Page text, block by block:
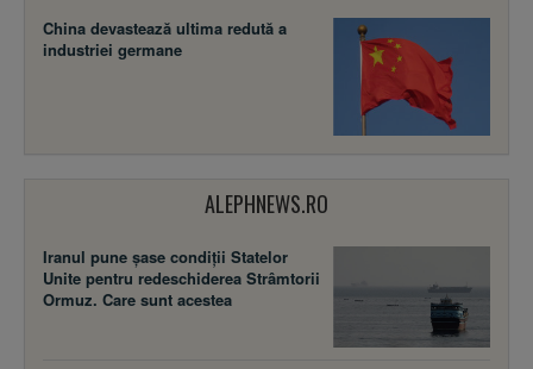
China devastează ultima redută a
industriei germane
ALEPHNEWS.RO
Iranul pune șase condiții Statelor
Unite pentru redeschiderea Strâmtorii
Ormuz. Care sunt acestea